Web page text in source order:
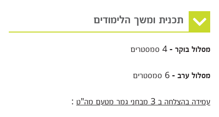
תכנית ומשך הלימודים
מסלול בוקר -4 סמסטרים
מסלול ערב -6 סמסטרים
עמידה בהצלחה ב 3 מבחני גמר מטעם מה"ט :